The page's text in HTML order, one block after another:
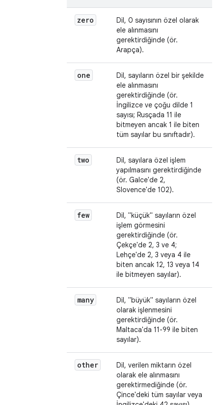
zero
Dil, 0 sayısının özel olarak
ele alınmasını
gerektirdiğinde (ör.
Arapça).
one
Dil, sayıların özel bir şekilde
ele alınmasını
gerektirdiğinde (ör.
İngilizce ve çoğu dilde 1
sayısı; Rusçada 11 ile
bitmeyen ancak 1 ile biten
tüm sayılar bu sınıftadır).
two
Dil, sayılara özel işlem
yapılmasını gerektirdiğinde
(ör. Galce'de 2,
Slovence'de 102).
few
Dil, "küçük" sayıların özel
işlem görmesini
gerektirdiğinde (ör.
Çekçe'de 2, 3 ve 4;
Lehçe'de 2, 3 veya 4 ile
biten ancak 12, 13 veya 14
ile bitmeyen sayılar).
many
Dil, "büyük" sayıların özel
olarak işlenmesini
gerektirdiğinde (ör.
Maltaca'da 11-99 ile biten
sayılar).
other
Dil, verilen miktarın özel
olarak ele alınmasını
gerektirmediğinde (ör.
Çince'deki tüm sayılar veya